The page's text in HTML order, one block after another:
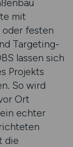
mit
festen
Targeting-
lassen sich
Projekts
So wird
Ort
echter
die